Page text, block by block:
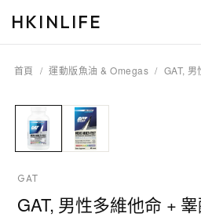
HKINLIFE
首頁 / 運動版魚油 & Omegas / GAT, 男
GAT
GAT, 男性多維他命 + 睾